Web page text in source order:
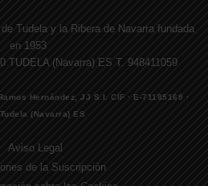
Tudela y la Ribera de Navarra fundada
en 1953
TUDELA (Navarra) ES T. 948411059
Hernández, JJ S.I. CIF · E-71185169 ·
(Navarra) ES
Aviso Legal
de la Suscripción